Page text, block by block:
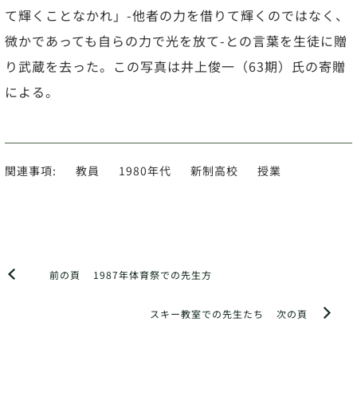
て輝くことなかれ」-他者の力を借りて輝くのではなく、
微かであっても自らの力で光を放て-との言葉を生徒に贈
り武蔵を去った。この写真は井上俊一（63期）氏の寄贈
による。
関連事項: 教員 1980年代 新制高校 授業
前の頁 1987年体育祭での先生方
次の頁
スキー教室での先生たち